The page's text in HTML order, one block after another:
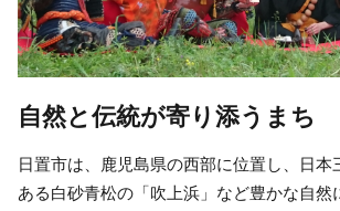
自然と伝統が寄り添うまち
日置市は、鹿児島県の西部に位置し、日本
ある白砂青松の「吹上浜」など豊かな自然